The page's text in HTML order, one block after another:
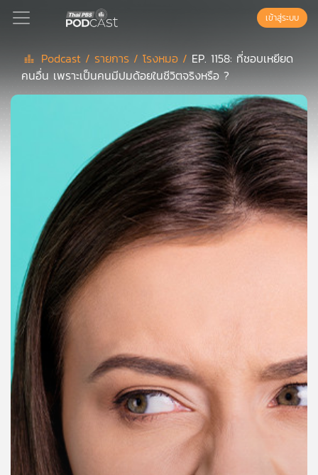
Podcast
สต์
ของ
คุณ
เพลง
บทความ
เข้าสู่ระบบ
Podcast / รายการ /โรงหมอ / EP. 1158: ที่ชอบเหยียด
คนอื่น เพราะเป็นคนมีปมด้อยในชีวิตจริงหรือ ?